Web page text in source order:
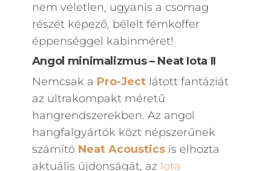
nem véletlen, ugyanis a csomag
részét képező, bélelt fémkoffer
éppenséggel kabinméret!
Angol minimalizmus – Neat Iota II
Nemcsak a Pro-Jectlátott fantáziát
az ultrakompakt méretű
hangrendszerekben. Az angol
hangfalgyártók közt népszerűnek
számító Neat Acousticsis elhozta
aktuális újdonságát, azIota